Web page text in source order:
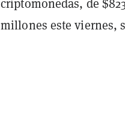
criptomonedas, de
millones este viernes,